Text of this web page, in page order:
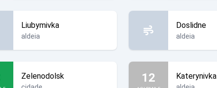
Liubymivka
aldeia
Doslidne
aldeia
Zelenodolsk 12 Katerynivka